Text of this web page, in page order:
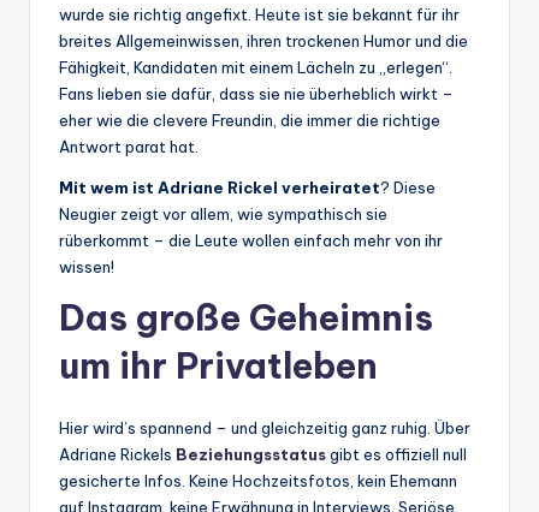
wurde sie richtig angefixt. Heute ist sie bekannt für ihr
breites Allgemeinwissen, ihren trockenen Humor und die
Fähigkeit, Kandidaten mit einem Lächeln zu „erlegen“.
Fans lieben sie dafür, dass sie nie überheblich wirkt –
eher wie die clevere Freundin, die immer die richtige
Antwort parat hat.
Mit wem ist Adriane Rickel verheiratet? Diese
Neugier zeigt vor allem, wie sympathisch sie
rüberkommt – die Leute wollen einfach mehr von ihr
wissen!
Das große Geheimnis
um ihr Privatleben
Hier wird’s spannend – und gleichzeitig ganz ruhig. Über
Adriane Rickels Beziehungsstatusgibt es offiziell null
gesicherte Infos. Keine Hochzeitsfotos, kein Ehemann
auf Instagram, keine Erwähnung in Interviews. Seriöse